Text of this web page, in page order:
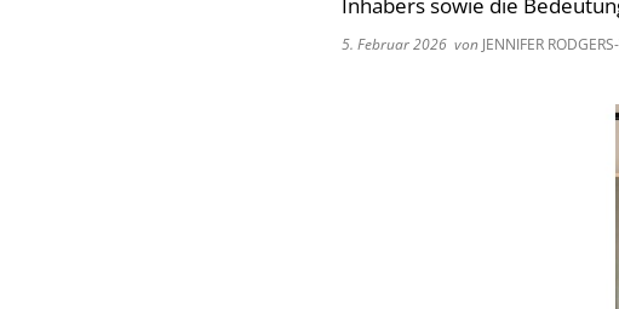
5. Februar 2026 von JENNIFER